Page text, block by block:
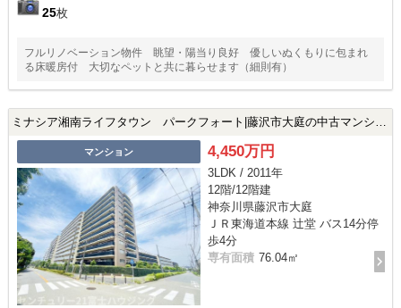
25枚
フルリノベーション物件 眺望・陽当り良好 優しいぬくもりに包まれ
る床暖房付 大切なペットと共に暮らせます（細則有）
マンション 4,450万円
3LDK / 2011年
12階/12階建
神奈川県藤沢市大庭
ＪＲ東海道本線 辻堂 バス14分停
歩4分
専有面積 76.04㎡